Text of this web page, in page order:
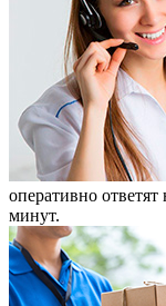
оперативно
минут.